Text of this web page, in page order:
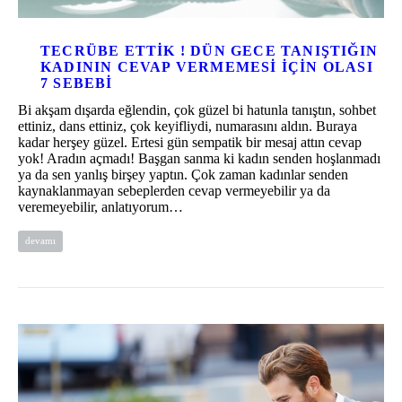
TECRÜBE ETTIK ! DÜN GECE TANIŞTIĞIN
KADININ CEVAP VERMEMESI İÇIN OLASI
7 SEBEBI
Bi akşam dışarda eğlendin, çok güzel bi hatunla tanıştın, sohbet
ettiniz, dans ettiniz, çok keyifliydi, numarasını aldın. Buraya
kadar herşey güzel. Ertesi gün sempatik bir mesaj attın cevap
yok! Aradın açmadı! Başgan sanma ki kadın senden hoşlanmadı
ya da sen yanlış birşey yaptın. Çok zaman kadınlar senden
kaynaklanmayan sebeplerden cevap vermeyebilir ya da
veremeyebilir, anlatıyorum…
devamı